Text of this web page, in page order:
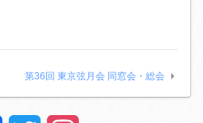
第36回 東京弦月会 同窓会・総会